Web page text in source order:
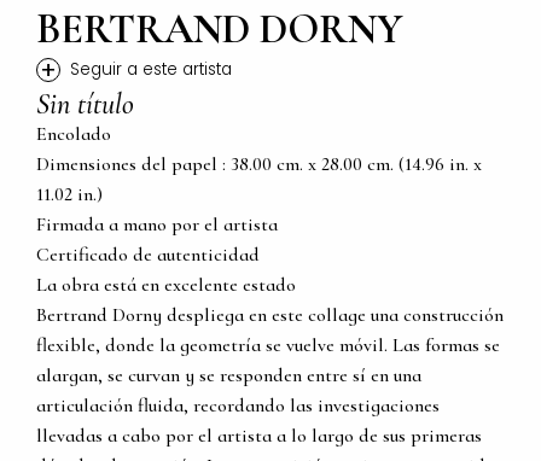
BERTRAND DORNY
+ Seguir a este artista
Sin título
Encolado
Dimensiones del papel : 38.00 cm. x 28.00 cm. (14.96 in. x
11.02 in.)
Firmada a mano por el artista
Certificado de autenticidad
La obra está en excelente estado
Bertrand Dorny despliega en este collage una construcción
flexible, donde la geometría se vuelve móvil. Las formas se
alargan, se curvan y se responden entre sí en una
articulación fluida, recordando las investigaciones
llevadas a cabo por el artista a lo largo de sus primeras